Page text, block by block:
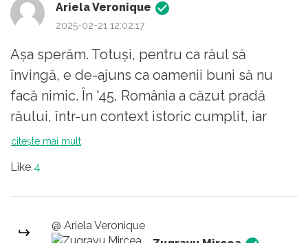
Ariela Veronique
2025-02-21 12:02:17
Aşa sperăm. Totuşi, pentru ca răul să
învingă, e de-ajuns ca oamenii buni să nu
facă nimic. În '45, România a căzut pradă
răului, într-un context istoric cumplit, iar
istoria se poate repeta. Oamenii buni,
citește mai mult
Like 4
@ Ariela Veronique